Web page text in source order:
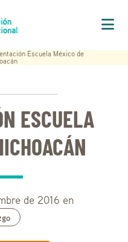
Escuela México de
ESCUELA
de 2016 en